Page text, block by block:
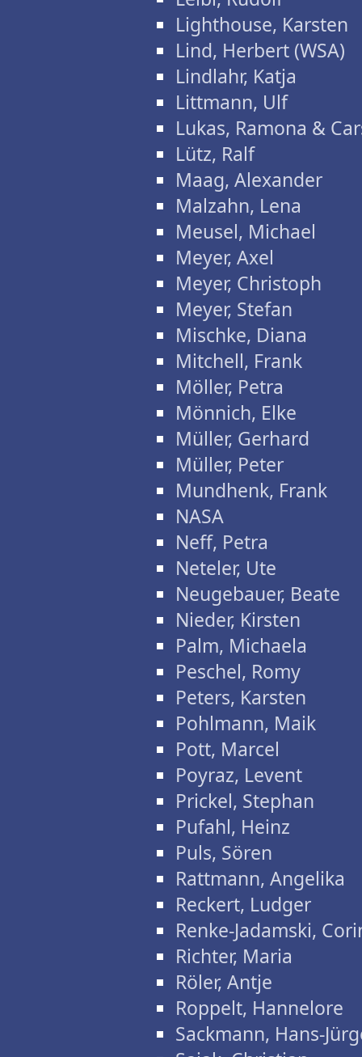
Lighthouse, Karsten
Lind, Herbert (WSA)
Lindlahr, Katja
Littmann, Ulf
Lukas, Ramona &
Lütz, Ralf
Maag, Alexander
Malzahn, Lena
Meusel, Michael
Meyer, Axel
Meyer, Christoph
Meyer, Stefan
Mischke, Diana
Mitchell, Frank
Möller, Petra
Mönnich, Elke
Müller, Gerhard
Müller, Peter
Mundhenk, Frank
NASA
Neff, Petra
Neteler, Ute
Neugebauer, Beate
Nieder, Kirsten
Palm, Michaela
Peschel, Romy
Peters, Karsten
Pohlmann, Maik
Pott, Marcel
Poyraz, Levent
Prickel, Stephan
Pufahl, Heinz
Puls, Sören
Rattmann, Angelika
Reckert, Ludger
Renke-Jadamski,
Richter, Maria
Röler, Antje
Roppelt, Hannelore
Sackmann, Hans-